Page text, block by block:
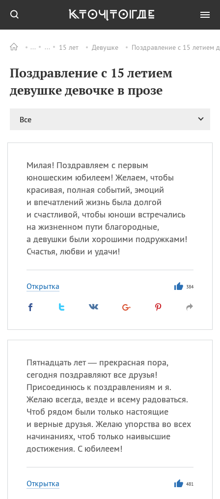
15 лет Девушке Поздравление с 15 летием
Поздравление с 15 летием
девушке девочке в прозе
Все
Милая! Поздравляем с первым
юношеским юбилеем! Желаем, чтобы
красивая, полная событий, эмоций
и впечатлений жизнь была долгой
и счастливой, чтобы юноши встречались
на жизненном пути благородные,
а девушки были хорошими подружками!
Счастья, любви и удачи!
Открытка 384
Пятнадцать лет — прекрасная пора,
сегодня поздравляют все друзья!
Присоединюсь к поздравлениям и я.
Желаю всегда, везде и всему радоваться.
Чтоб рядом были только настоящие
и верные друзья. Желаю упорства во всех
начинаниях, чтоб только наивысшие
достижения. С юбилеем!
Открытка 481
ПРАЗДНИКИ Все
06.08
Преображение
Господне у западных
христиан
Романа и Давида
мучеников
07.08
Национальный день
маяка
Годовщина битвы при
Бояка
ИМЕНА
Сегодня празднуют именины
Еще
Посмотреть значение
происхождение